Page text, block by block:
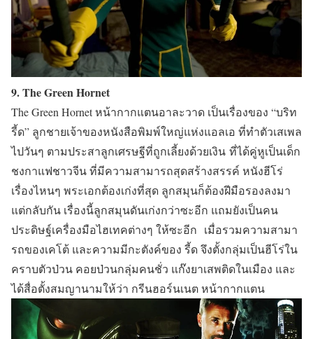
9. The Green Hornet
The Green Hornet หน้ากากแตนอาละวาด เป็นเรื่องของ “บริท
รี้ด” ลูกชายเจ้าของหนังสือพิมพ์ใหญ่แห่งแอลเอ ที่ทำตัวเสเพล
ไปวันๆ ตามประสาลูกเศรษฐีที่ถูกเลี้ยงด้วยเงิน ที่ได้คู่หูเป็นเด็ก
ชงกาแฟชาวจีน ที่มีความสามารถสุดสร้างสรรค์ หนังฮีโร่
เรื่องไหนๆ พระเอกต้องเก่งที่สุด ลูกสมุนก็ต้องฝีมือรองลงมา
แต่กลับกัน เรื่องนี้ลูกสมุนดันเก่งกว่าซะอีก แถมยังเป็นคน
ประดิษฐ์เครื่องมือไฮเทคต่างๆ ให้ซะอีก เมื่อรวมความสามา
รถของเคโต้ และความมีกะตังค์ของ รี้ด จึงตั้งกลุ่มเป็นฮีโร่ใน
คราบตัวป่วน คอยป่วนกลุ่มคนชั่ว แก๊งยาเสพติดในเมือง และ
ได้สื่อตั้งสมญานามให้ว่า กรีนฮอร์นเนต หน้ากากแตน